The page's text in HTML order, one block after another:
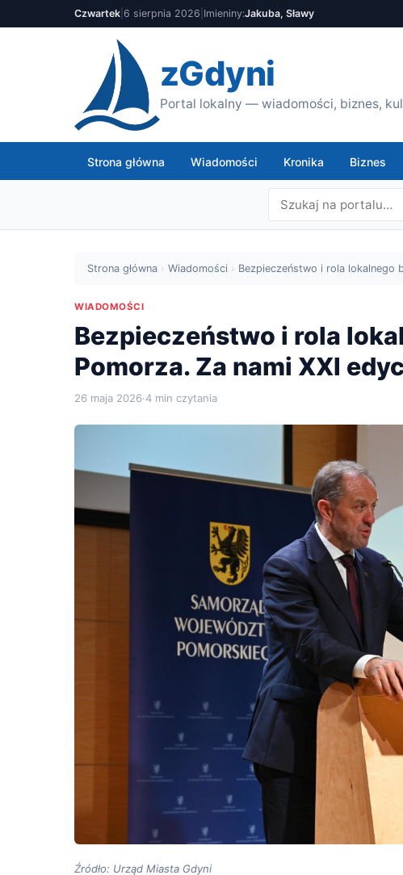
Czwartek 6 sierpnia 2026 Imieniny:Jakuba, Sławy
zGdyni
Portal lokalny — wiadomości, biznes,
Strona główna Wiadomości Kronika Biznes
Strona główna › Wiadomości › Bezpieczeństwo i rola lokalnego
WIADOMOŚCI
Bezpieczeństwo i rola
Pomorza. Za nami XXI
26 maja 2026·4 min czytania
Źródło: Urząd Miasta Gdyni